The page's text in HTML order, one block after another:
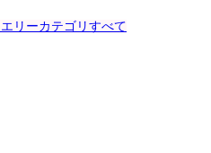
リーカテゴリすべて